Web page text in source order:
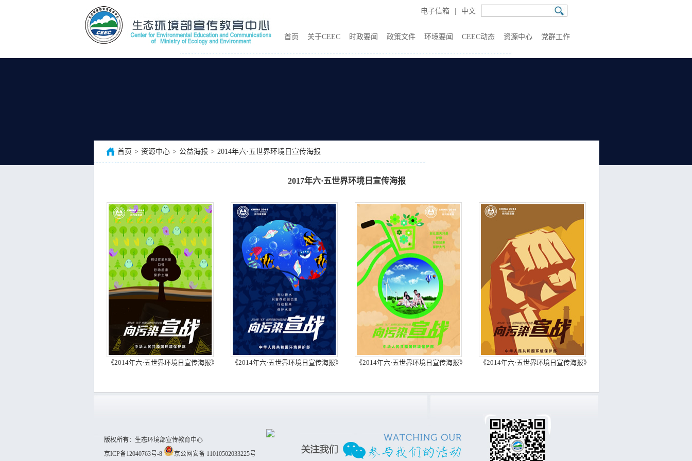
电子信箱 中文
首页 关于CEEC 时政要闻 政策文件 环境要闻 CEEC动态 资源中心 党群工作
首页 > 资源中心 > 公益海报 > 2014年六·五世界环境日宣传海报
2017年六·五世界环境日宣传海报
《2014年六·五世界环境日宣传海报》 《2014年六·五世界环境日宣传海报》 《2014年六·五世界环境日宣传海报》 《2014年六·五世界环境日宣传海报》
版权所有：生态环境部宣传教育中心
京ICP备12040763号-8
京公网安备 11010502033225号